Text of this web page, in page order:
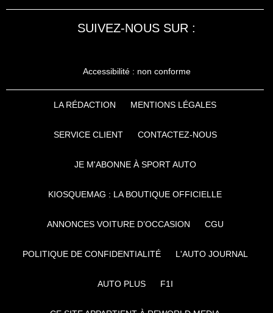
SUIVEZ-NOUS SUR :
Accessibilité : non conforme
LA RÉDACTION MENTIONS LÉGALES
SERVICE CLIENT CONTACTEZ-NOUS
JE M'ABONNE À SPORT AUTO
KIOSQUEMAG : LA BOUTIQUE OFFICIELLE
ANNONCES VOITURE D’OCCASION CGU
POLITIQUE DE CONFIDENTIALITÉ L'AUTO JOURNAL
AUTO PLUS F1I